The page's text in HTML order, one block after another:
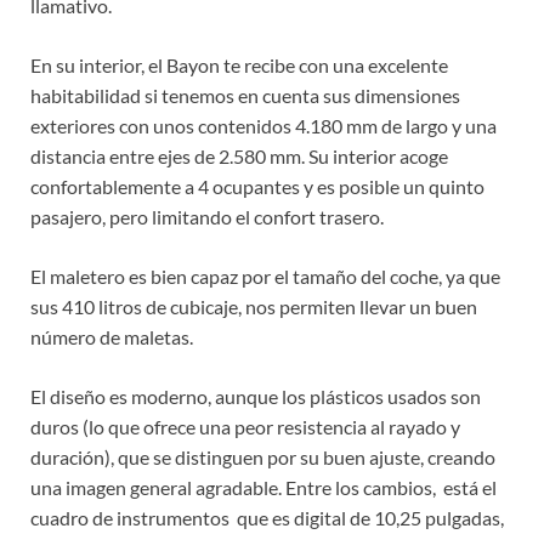
llamativo.
En su interior, el Bayon te recibe con una excelente
habitabilidad si tenemos en cuenta sus dimensiones
exteriores con unos contenidos 4.180 mm de largo y una
distancia entre ejes de 2.580 mm. Su interior acoge
confortablemente a 4 ocupantes y es posible un quinto
pasajero, pero limitando el confort trasero.
El maletero es bien capaz por el tamaño del coche, ya que
sus 410 litros de cubicaje, nos permiten llevar un buen
número de maletas.
El diseño es moderno, aunque los plásticos usados son
duros (lo que ofrece una peor resistencia al rayado y
duración), que se distinguen por su buen ajuste, creando
una imagen general agradable. Entre los cambios, está el
cuadro de instrumentos que es digital de 10,25 pulgadas,